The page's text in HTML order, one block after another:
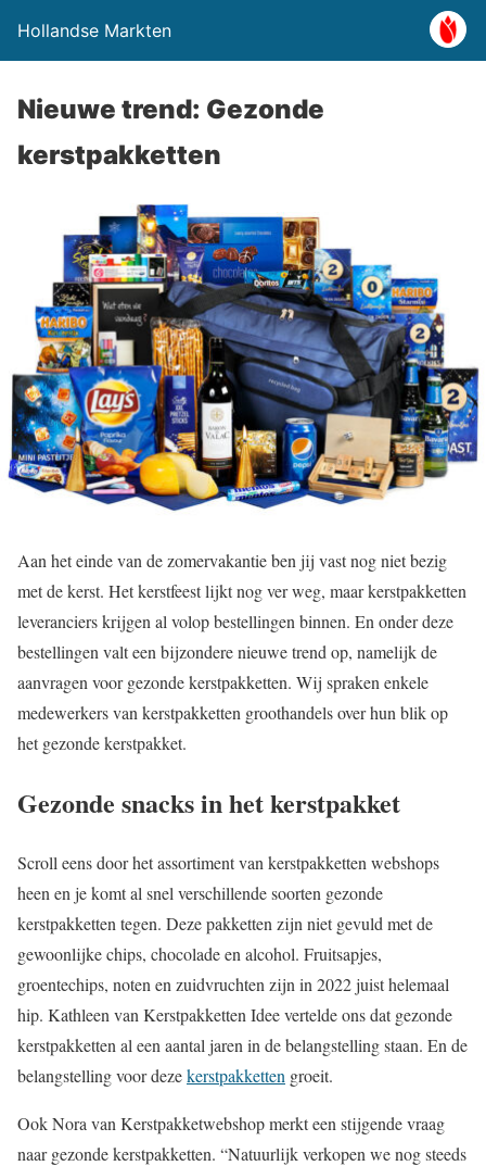
Hollandse Markten
Nieuwe trend: Gezonde
kerstpakketten
Aan het einde van de zomervakantie ben jij vast nog niet bezig
met de kerst. Het kerstfeest lijkt nog ver weg, maar kerstpakketten
leveranciers krijgen al volop bestellingen binnen. En onder deze
bestellingen valt een bijzondere nieuwe trend op, namelijk de
aanvragen voor gezonde kerstpakketten. Wij spraken enkele
medewerkers van kerstpakketten groothandels over hun blik op
het gezonde kerstpakket.
Gezonde snacks in het kerstpakket
Scroll eens door het assortiment van kerstpakketten webshops
heen en je komt al snel verschillende soorten gezonde
kerstpakketten tegen. Deze pakketten zijn niet gevuld met de
gewoonlijke chips, chocolade en alcohol. Fruitsapjes,
groentechips, noten en zuidvruchten zijn in 2022 juist helemaal
hip. Kathleen van Kerstpakketten Idee vertelde ons dat gezonde
kerstpakketten al een aantal jaren in de belangstelling staan. En de
belangstelling voor dezekerstpakketten groeit.
Ook Nora van Kerstpakketwebshop merkt een stijgende vraag
naar gezonde kerstpakketten. “Natuurlijk verkopen we nog steeds